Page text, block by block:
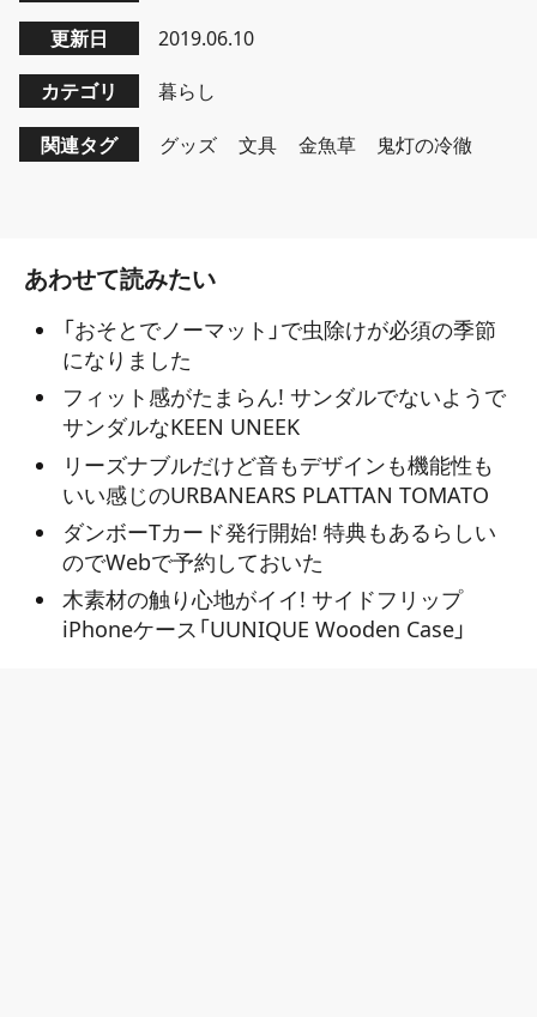
更新日 2019.06.10
カテゴリ 暮らし
関連タグ グッズ 文具 金魚草 鬼灯の冷徹
あわせて読みたい
「おそとでノーマット」で虫除けが必須の季節
になりました
フィット感がたまらん! サンダルでないようで
サンダルなKEEN UNEEK
リーズナブルだけど音もデザインも機能性も
いい感じのURBANEARS PLATTAN TOMATO
ダンボーTカード発行開始! 特典もあるらしい
のでWebで予約しておいた
木素材の触り心地がイイ! サイドフリップ
iPhoneケース「UUNIQUE Wooden Case」